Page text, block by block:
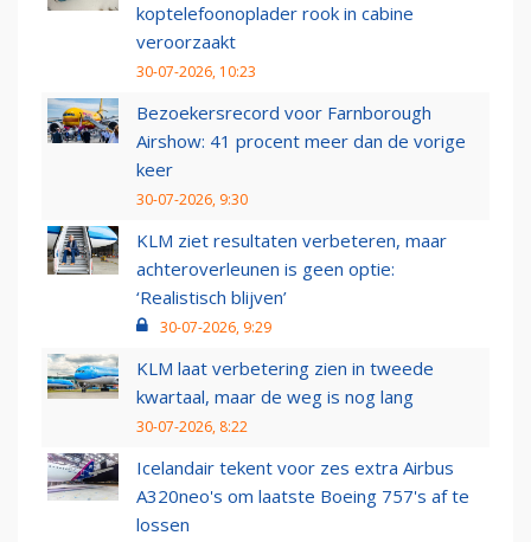
koptelefoonoplader rook in cabine
veroorzaakt
30-07-2026, 10:23
Bezoekersrecord voor Farnborough
Airshow: 41 procent meer dan de vorige
keer
30-07-2026, 9:30
KLM ziet resultaten verbeteren, maar
achteroverleunen is geen optie:
‘Realistisch blijven’
30-07-2026, 9:29
KLM laat verbetering zien in tweede
kwartaal, maar de weg is nog lang
30-07-2026, 8:22
Icelandair tekent voor zes extra Airbus
A320neo's om laatste Boeing 757's af te
lossen